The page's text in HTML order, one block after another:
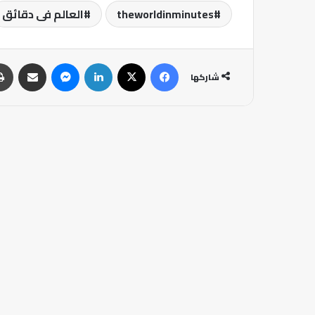
theworldinminutes
العالم فى دقائق
شاركها